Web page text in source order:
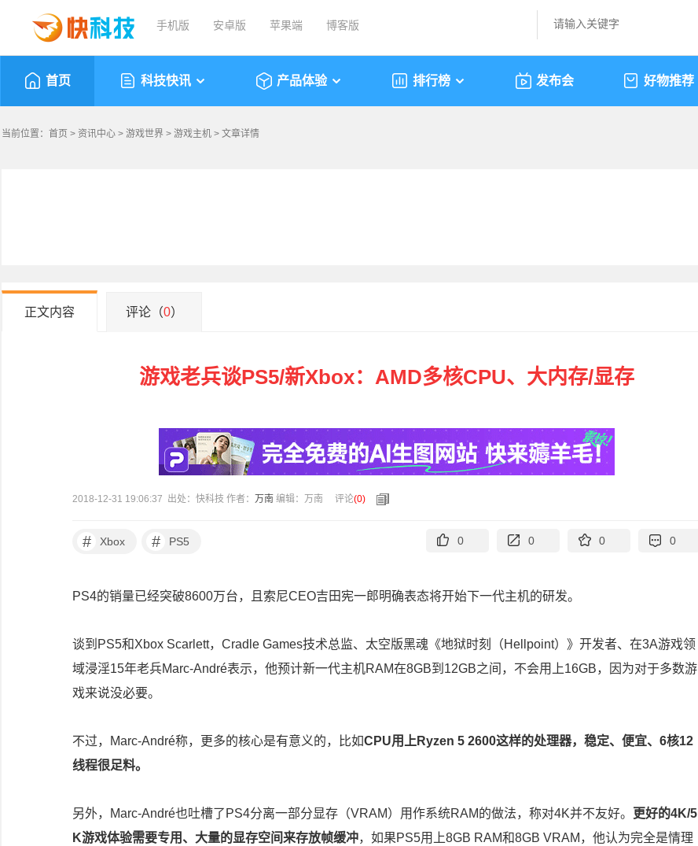
手机版 安卓版 苹果端 博客版
首页 科技快讯 产品体验 排行榜 发布会 好物推荐
当前位置： 首页 > 资讯中心 > 游戏世界 > 游戏主机 > 文章详情
正文内容 评论（0）
游戏老兵谈PS5/新Xbox：AMD多核CPU、大内存/显存
2018-12-31 19:06:37 出处：快科技 作者： 万南 编辑：万南 评论(0)
# Xbox # PS5 0 0 0 0
PS4的销量已经突破8600万台，且索尼CEO吉田宪一郎明确表态将开始下一代主机的研发。
谈到PS5和Xbox Scarlett，Cradle Games技术总监、太空版黑魂《地狱时刻（Hellpoint）》开发者、在3A游戏领
域浸淫15年老兵Marc-André表示，他预计新一代主机RAM在8GB到12GB之间，不会用上16GB，因为对于多数游
戏来说没必要。
不过，Marc-André称，更多的核心是有意义的，比如CPU用上Ryzen 5 2600这样的处理器，稳定、便宜、6核12
线程很足料。
另外，Marc-André也吐槽了PS4分离一部分显存（VRAM）用作系统RAM的做法，称对4K并不友好。
更好的4K/5
K游戏体验需要专用、大量的显存空间来存放帧缓冲，如果PS5用上8GB RAM和8GB VRAM，他认为完全是情理